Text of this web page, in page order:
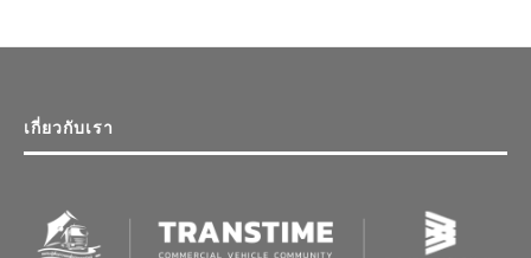
เกี่ยวกับเรา